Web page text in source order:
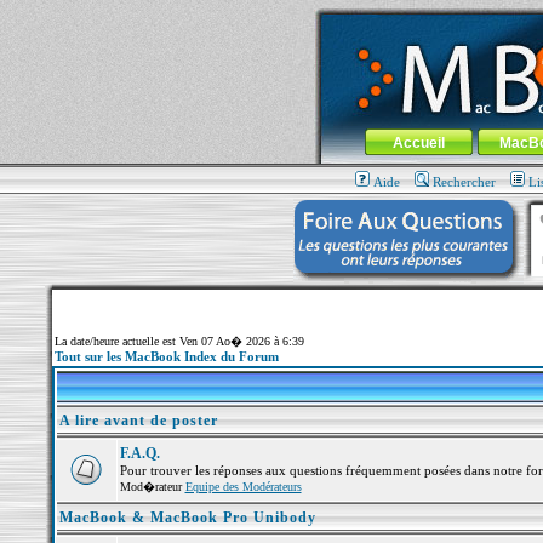
MacBook-fr.com : 100% Apple... 100%
Aller au contenu-Aller au menu
Menu général
Accueil
Aide Rechercher
La date/heure actuelle est Ven 07 Ao� 2026 à 6:39
Tout sur les MacBook Index du Forum
A lire avant de poster
F.A.Q.
Pour trouver les réponses aux questions fréquemment posées dans notre
Mod�rateurEquipe des Modérateurs
MacBook & MacBook Pro Unibody